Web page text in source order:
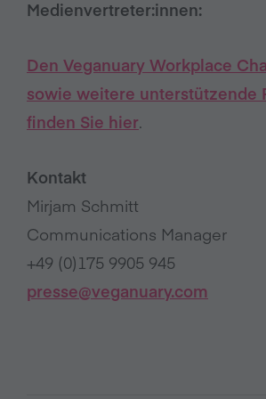
Medienvertreter:innen:
Den Veganuary Workplace
sowie weitere unterstützende
finden Sie hier.
Kontakt
Mirjam Schmitt
Communications Manager
+49 (0)175 9905 945
presse@veganuary.com